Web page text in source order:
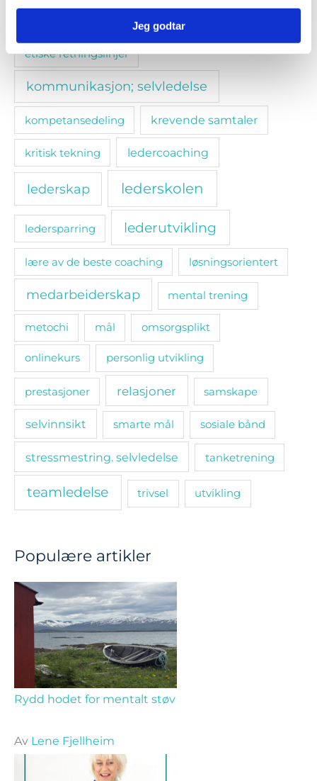
Jeg godtar
etikk
etiske retningslinjer
kommunikasjon; selvledelse
kompetansedeling krevende samtaler
kritisk tekning ledercoaching
lederskap lederskolen
ledersparring lederutvikling
lære av de beste coaching løsningsorientert
medarbeiderskap mental trening
metochi mål omsorgsplikt
onlinekurs personlig utvikling
prestasjoner relasjoner samskape
selvinnsikt smarte mål sosiale bånd
stressmestring. selvledelse tanketrening
teamledelse trivsel utvikling
Populære artikler
Rydd hodet for mentalt støv
Av Lene Fjellheim